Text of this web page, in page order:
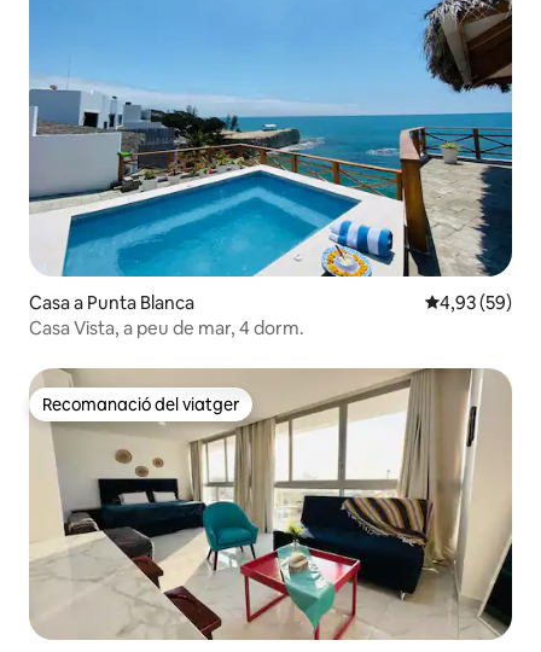
Casa a Punta Blanca 4,93 de
4,93 (59)
Casa Vista, a peu de mar, 4 dorm.
Recomanació del viatger
Recomanació del viatger